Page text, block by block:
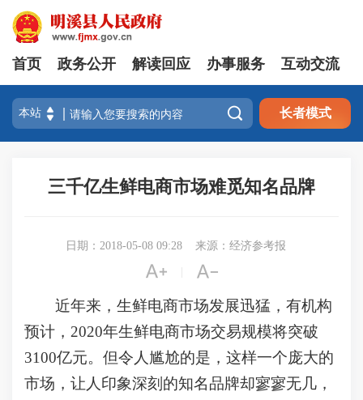
首页 政务公开 解读回应 办事服务 互动交流
 长者模式
三千亿生鲜电商市场难觅知名品牌
日期：2018-05-08 09:28 来源：经济参考报
 
近年来，生鲜电商市场发展迅猛，有机构
预计，2020年生鲜电商市场交易规模将突破
3100亿元。但令人尴尬的是，这样一个庞大的
市场，让人印象深刻的知名品牌却寥寥无几，